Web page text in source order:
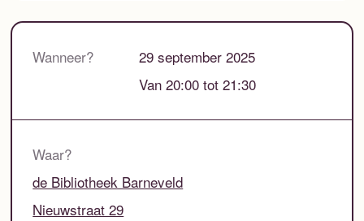
Wanneer?
29 september 2025
Van 20:00 tot 21:30
Waar?
de Bibliotheek Barneveld
Nieuwstraat 29